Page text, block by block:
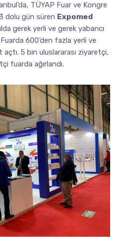
TÜYAP Fuar ve Kongre
dolu gün süren Expomed
gerek yerli ve gerek yabancı
600’den fazla yerli ve
açtı. 5 bin uluslararası ziyaretçi,
fuarda ağırlandı.